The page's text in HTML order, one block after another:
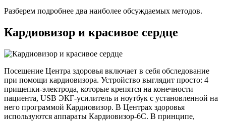
Разберем подробнее два наиболее обсуждаемых методов.
Кардиовизор и красивое сердце
Посещение Центра здоровья включает в себя обследование
при помощи кардиовизора. Устройство выглядит просто: 4
прищепки-электрода, которые крепятся на конечности
пациента, USB ЭКГ-усилитель и ноутбук с установленной на
него программой Кардиовизор. В Центрах здоровья
используются аппараты Кардиовизор-6С. В принципе,